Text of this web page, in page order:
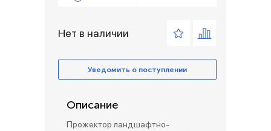
Нет в наличии
Уведомить о поступлении
Описание
Прожектор ландшафтно-